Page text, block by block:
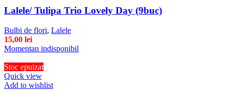
Lalele/ Tulipa Trio Lovely Day (9buc)
Bulbi de flori, Lalele
15,00 lei
Momentan indisponibil
Stoc epuizat
Quick view
Add to wishlist